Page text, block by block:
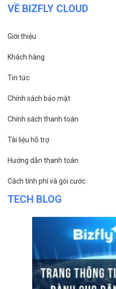
VỀ BIZFLY CLOUD
Giới thiệu
Khách hàng
Tin tức
Chính sách bảo mật
Chính sách thanh toán
Tài liệu hỗ trợ
Hướng dẫn thanh toán
Cách tính phí và gói cước
TECH BLOG